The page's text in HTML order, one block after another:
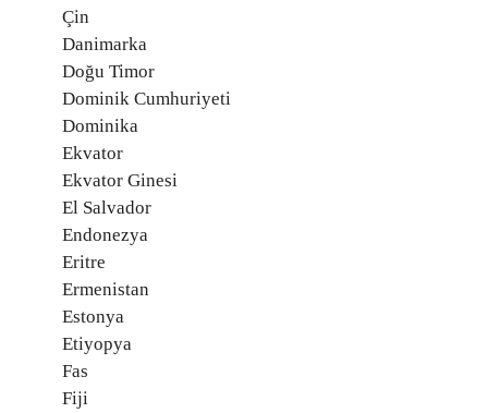
Çin
Danimarka
Doğu Timor
Dominik Cumhuriyeti
Dominika
Ekvator
Ekvator Ginesi
El Salvador
Endonezya
Eritre
Ermenistan
Estonya
Etiyopya
Fas
Fiji